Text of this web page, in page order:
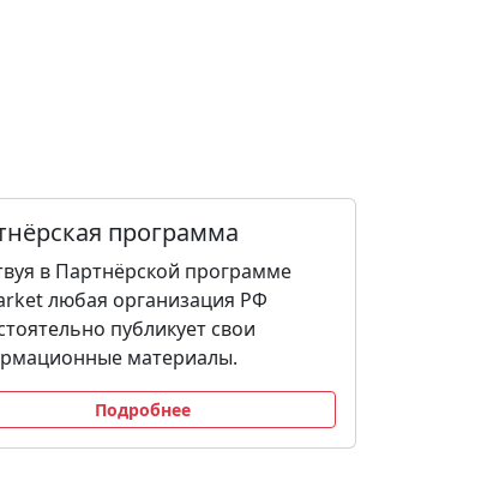
программа
в Партнёрской программе
любая организация РФ
публикует свои
материалы.
Подробнее